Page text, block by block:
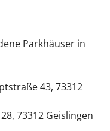
Parkhäuser in
43, 73312
73312 Geislingen